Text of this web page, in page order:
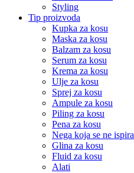
Styling
Tip proizvoda
Kupka za kosu
Maska za kosu
Balzam za kosu
Serum za kosu
Krema za kosu
Ulje za kosu
Sprej za kosu
Ampule za kosu
Piling za kosu
Pena za kosu
Nega koja se ne ispira
Glina za kosu
Fluid za kosu
Alati